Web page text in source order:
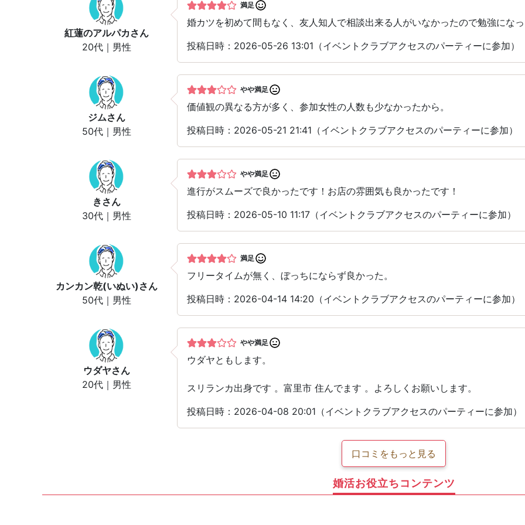
紅蓮のアルパカ さん
20代｜男性
満足
婚カツを初めて間もなく、友人知人で相談出来る人がいなかったので勉強にな
投稿日時：2026-05-26 13:01（イベントクラブアクセスのパーティーに参加）
ジムさん
50代｜男性
やや満足
価値観の異なる方が多く、参加女性の人数も少なかったから。
投稿日時：2026-05-21 21:41（イベントクラブアクセスのパーティーに参加）
き さん
30代｜男性
やや満足
進行がスムーズで良かったです！お店の雰囲気も良かったです！
投稿日時：2026-05-10 11:17（イベントクラブアクセスのパーティーに参加）
カンカン乾(いぬい) さん
50代｜男性
満足
フリータイムが無く、ぼっちにならず良かった。
投稿日時：2026-04-14 14:20（イベントクラブアクセスのパーティーに参加）
ウダヤさん
20代｜男性
やや満足
ウダヤともします。
スリランカ出身です 。富里市 住んでます 。よろしくお願いします。
投稿日時：2026-04-08 20:01（イベントクラブアクセスのパーティーに参加）
口コミをもっと見る
婚活お役立ちコンテンツ